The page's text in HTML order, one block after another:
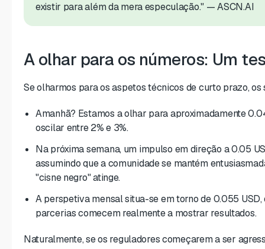
existir para além da mera especulação." — ASCN.AI
A olhar para os números: Um
Se olharmos para os aspetos técnicos de curto prazo, os
Amanhã? Estamos a olhar para aproximadamente
oscilar entre 2% e 3%.
Na próxima semana, um impulso em direção a 0.05
assumindo que a comunidade se mantém
"cisne negro" atinge.
A perspetiva mensal situa-se em torno de 0.055 USD,
parcerias comecem realmente a mostrar resultados.
Naturalmente, se os reguladores começarem a ser